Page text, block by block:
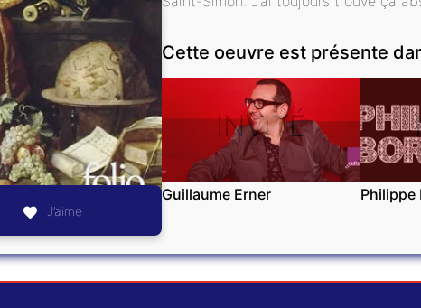
J’aime
Cette oeuvre est présente
INVITÉ
Guillaume Erner Philippe